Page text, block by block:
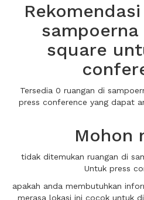
square
Tersedia 0 ruangan di
press conference yang dapat
Mohon
tidak ditemukan ruangan di
Untuk press
apakah anda membutuhkan
merasa lokasi ini cocok untuk